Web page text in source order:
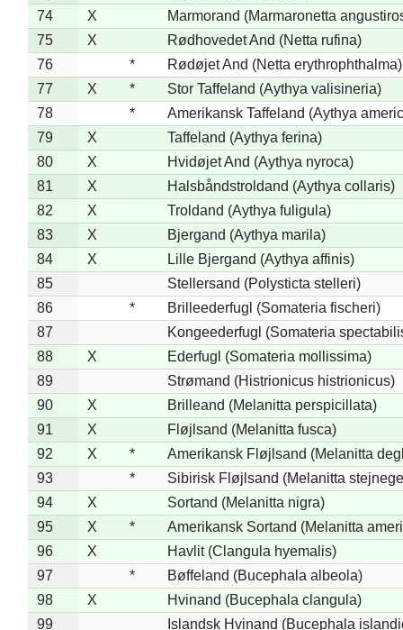
74
X
Marmorand (Marmaronetta
75
X
Rødhovedet And (Netta rufina)
76
*
Rødøjet And (Netta erythrophthalma)
77
X *
Stor Taffeland (Aythya valisineria)
78
*
Amerikansk Taffeland (Aythya
79
X
Taffeland (Aythya ferina)
80
X
Hvidøjet And (Aythya nyroca)
81
X
Halsbåndstroldand (Aythya collaris)
82
X
Troldand (Aythya fuligula)
83
X
Bjergand (Aythya marila)
84
X
Lille Bjergand (Aythya affinis)
85
Stellersand (Polysticta stelleri)
86
*
Brilleederfugl (Somateria fischeri)
87
Kongeederfugl (Somateria
88
X
Ederfugl (Somateria mollissima)
89
Strømand (Histrionicus histrionicus)
90
X
Brilleand (Melanitta perspicillata)
91
X
Fløjlsand (Melanitta fusca)
92
X *
Amerikansk Fløjlsand (Melanitta
93
*
Sibirisk Fløjlsand (Melanitta
94
X
Sortand (Melanitta nigra)
95
X *
Amerikansk Sortand (Melanitta
96
X
Havlit (Clangula hyemalis)
97
*
Bøffeland (Bucephala albeola)
98
X
Hvinand (Bucephala clangula)
99
Islandsk Hvinand (Bucephala